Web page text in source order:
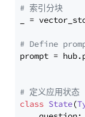
# 索引分块
_ =
# Define
prompt =
# 定义应用状态
class State(